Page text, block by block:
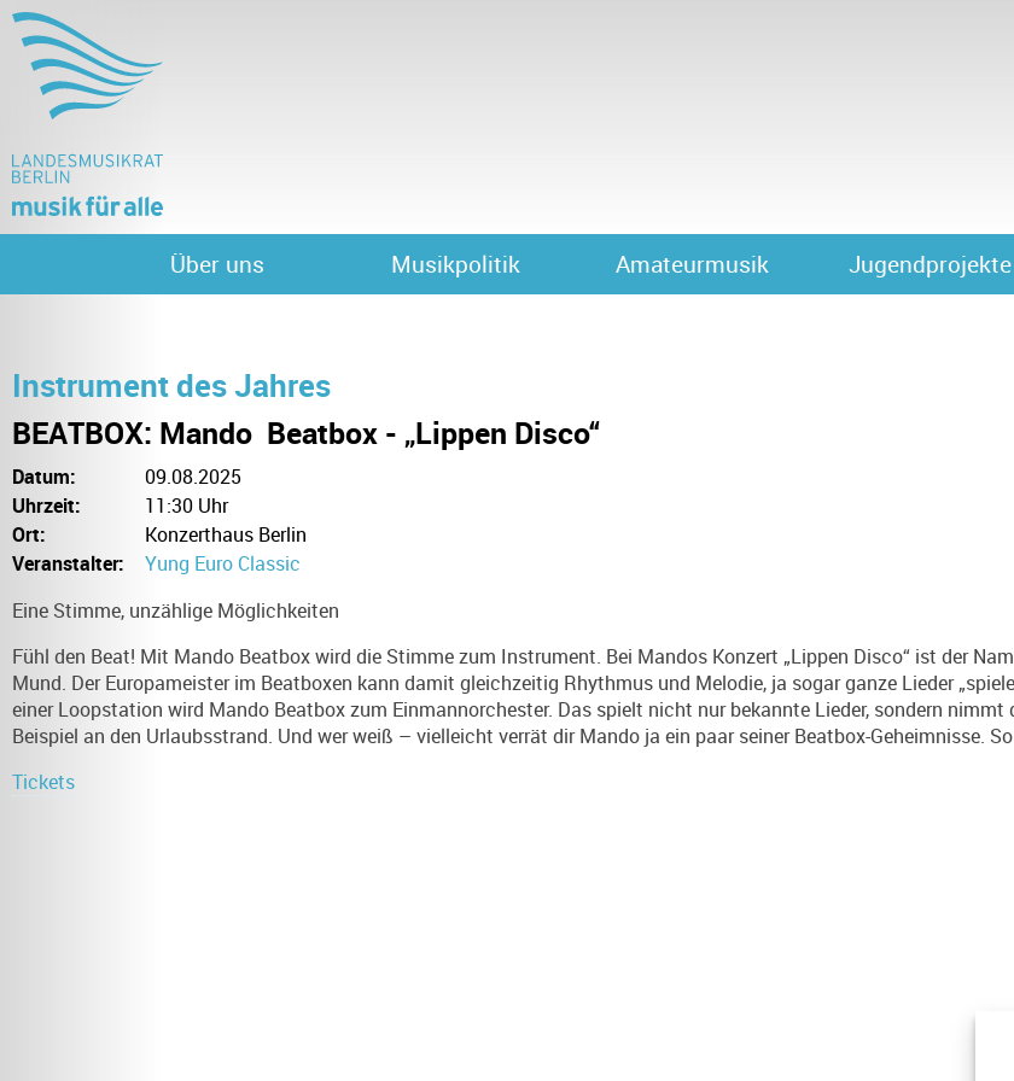
Über uns Musikpolitik Amateurmusik Jugendprojekte
Instrument des Jahres
BEATBOX: Mando ­ Beatbox - „Lippen Disco“
Datum:
09.08.2025
Uhrzeit:
11:30 Uhr
Ort:
Konzerthaus Berlin
Veranstalter:
Yung Euro Classic
Eine Stimme, unzählige Möglichkeiten
Fühl den Beat! Mit Mando Beatbox wird die Stimme zum Instrument. Bei Mandos Konzert „Lippen Disco“ ist der
Mund. Der Europameister im Beatboxen kann damit gleichzeitig Rhythmus und Melodie, ja sogar ganze Lieder
einer Loopstation wird Mando Beatbox zum Einmannorchester. Das spielt nicht nur bekannte Lieder, sondern nimmt
Beispiel an den Urlaubsstrand. Und wer weiß – vielleicht verrät dir Mando ja ein paar seiner Beatbox-Geheimnisse.
Tickets